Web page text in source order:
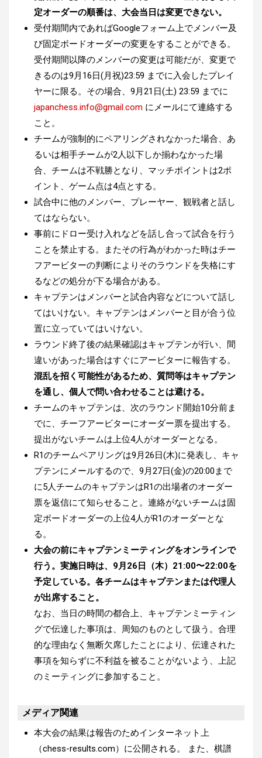
定オーダーの順番は、大会当日は変更できない。
受付期間内であればGoogleフォーム上でメンバー及
び固定ボードオーダーの変更をすることができる。
受付期間以降のメンバーの変更は可能だが、変更で
きるのは9月16日(月祝)23:59 までに入会したプレイ
ヤーに限る。その場合、9月21日(土) 23:59 までに
japanchess.info@gmail.com にメールにて連絡する
こと。
チームが強制的にペアリングされなかった場合、あ
るいは相手チームが2人以下しか揃わなかった場
合、チームは不戦勝となり、マッチポイントは2ポ
イント、ゲーム点は4点とする。
試合中に他のメンバー、プレーヤー、観戦者と話し
てはならない。
事前にドロー受け入れなどを話し合って試合を行う
ことを禁止する。またその行為がわかった時はチー
フアービターの判断によりそのラウンドを失格にす
るなどの処分が下る場合がある。
キャプテンはメンバーと試合内容などについて話し
てはいけない。キャプテンはメンバーと目が合う位
置に立っていてはいけない。
ラウンド終了後の結果確認はキャプテンが行い、間
違いがあった場合はすぐにアービターに報告する。
混乱を招く可能性があるため、質問等はキャプテン
を通し、個⼈で問い合わせることは避ける。
チームのキャプテンは、次のラウンド開始10分前ま
でに、チーフアービターにオーダー票を提出する。
提出がないチームは上位4人がオーダーとなる。
R1のチームペアリングは9月26日(木)に発表し、キャ
プテンにメールするので、 9月27日(金)の20:00まで
に5人チームのキャプテンはR1の出場者のオーダー
票を返信にて知らせること。連絡がないチームは固
定ボードオーダーの上位4人がR1のオーダーとな
る。
大会の前にキャプテンミーティングをオンラインで
行う。実施日時は、 9月26日（木）21:00〜22:00を
予定している。各チームはキャプテンまたは代理人
が出席すること。
なお、当日の時間の都合上、キャプテンミーティン
グで伝達した事項は、周知のものとして扱う。合理
的な理由なく無断欠席したことにより、伝達された
事項を知らずに不利益を被ることがないよう、上記
のミーティングに参加すること。
メディア関連
本大会の結果は報告のためインターネット上
（chess-results.com）に公開される。 また、棋譜